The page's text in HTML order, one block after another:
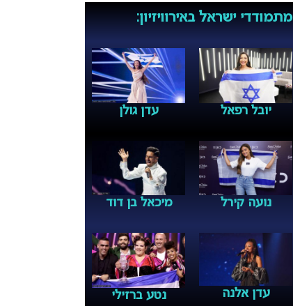
מתמודדי ישראל באירוויזיון:
יובל רפאל עדן גולן
נועה קירל מיכאל בן דוד
עדן אלנה נטע ברזילי